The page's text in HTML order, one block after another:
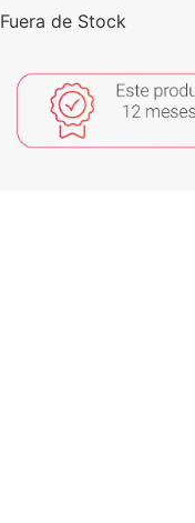
Fuera de Stock